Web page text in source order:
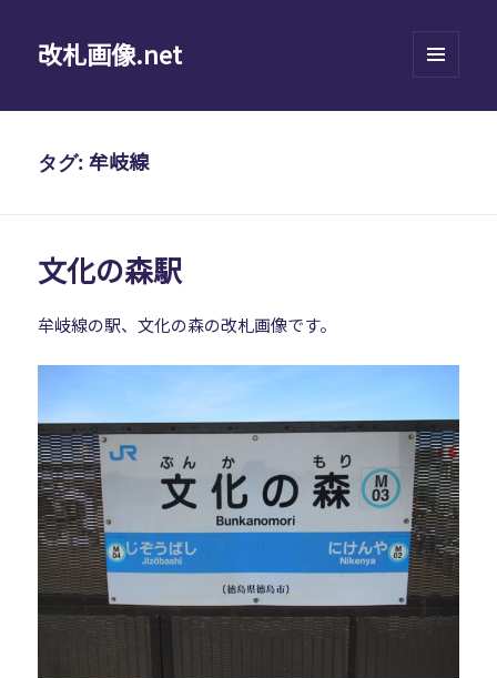
改札画像.net
ーとウ
タグ:牟岐線
文化の森駅
牟岐線の駅、文化の森の改札画像です。